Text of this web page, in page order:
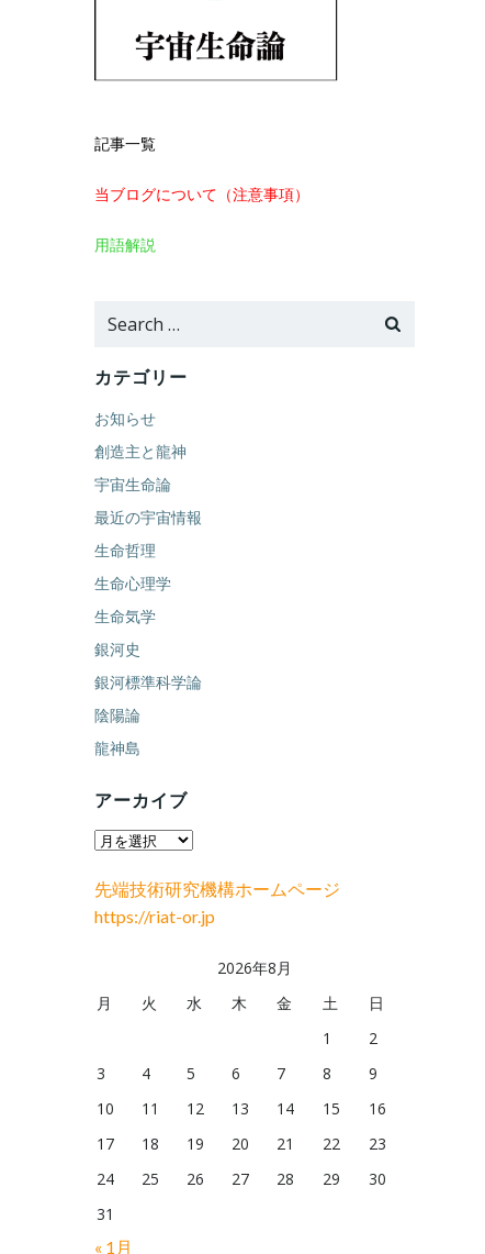
記事一覧
当ブログについて（注意事項）
用語解説
Search
カテゴリー
お知らせ
創造主と龍神
宇宙生命論
最近の宇宙情報
生命哲理
生命心理学
生命気学
銀河史
銀河標準科学論
陰陽論
龍神島
アーカイブ
ア
カ
イ
先端技術研究機構ホームページ
https://riat-or.jp
2026年8月
月
火 水 木 金 土
日
1
2
3
4 5 6 7 8
9
10
11 12 13 14 15
16
17
18 19 20 21 22
23
24
25 26 27 28 29
30
31
« 1月